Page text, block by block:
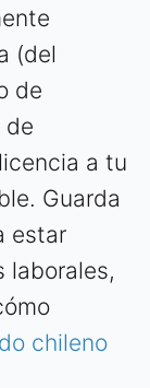
(del
de
de
a tu
Guarda
estar
laborales,
chileno